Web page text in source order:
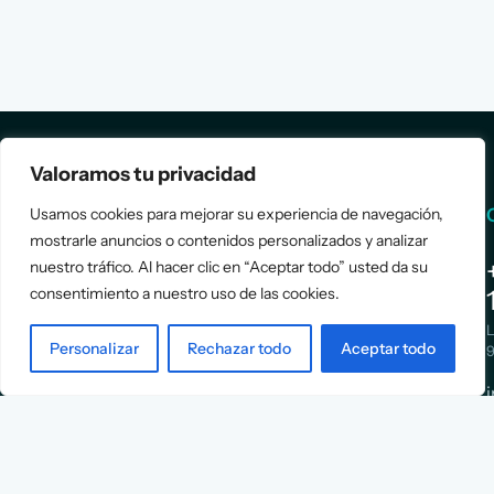
Valoramos tu privacidad
Usamos cookies para mejorar su experiencia de navegación,
mostrarle anuncios o contenidos personalizados y analizar
nuestro tráfico. Al hacer clic en “Aceptar todo” usted da su
consentimiento a nuestro uso de las cookies.
Personalizar Rechazar todo Aceptar todo
Asociación
Española
Services
Assessment
Positioning
Strategy
Implementation
Info
About Us
Cases
Blog